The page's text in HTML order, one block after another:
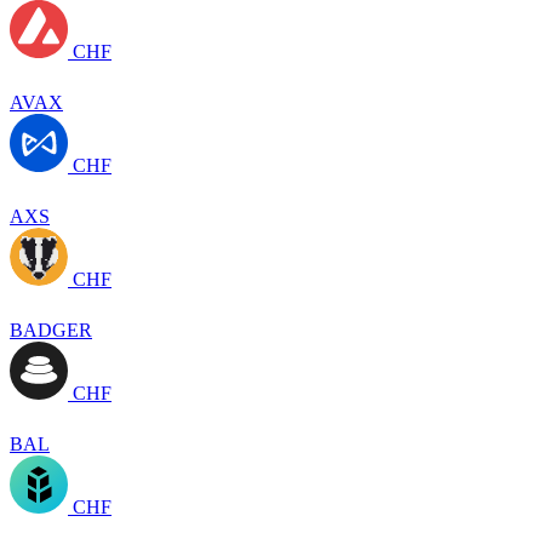
CHF
AVAX
CHF
AXS
CHF
BADGER
CHF
BAL
CHF